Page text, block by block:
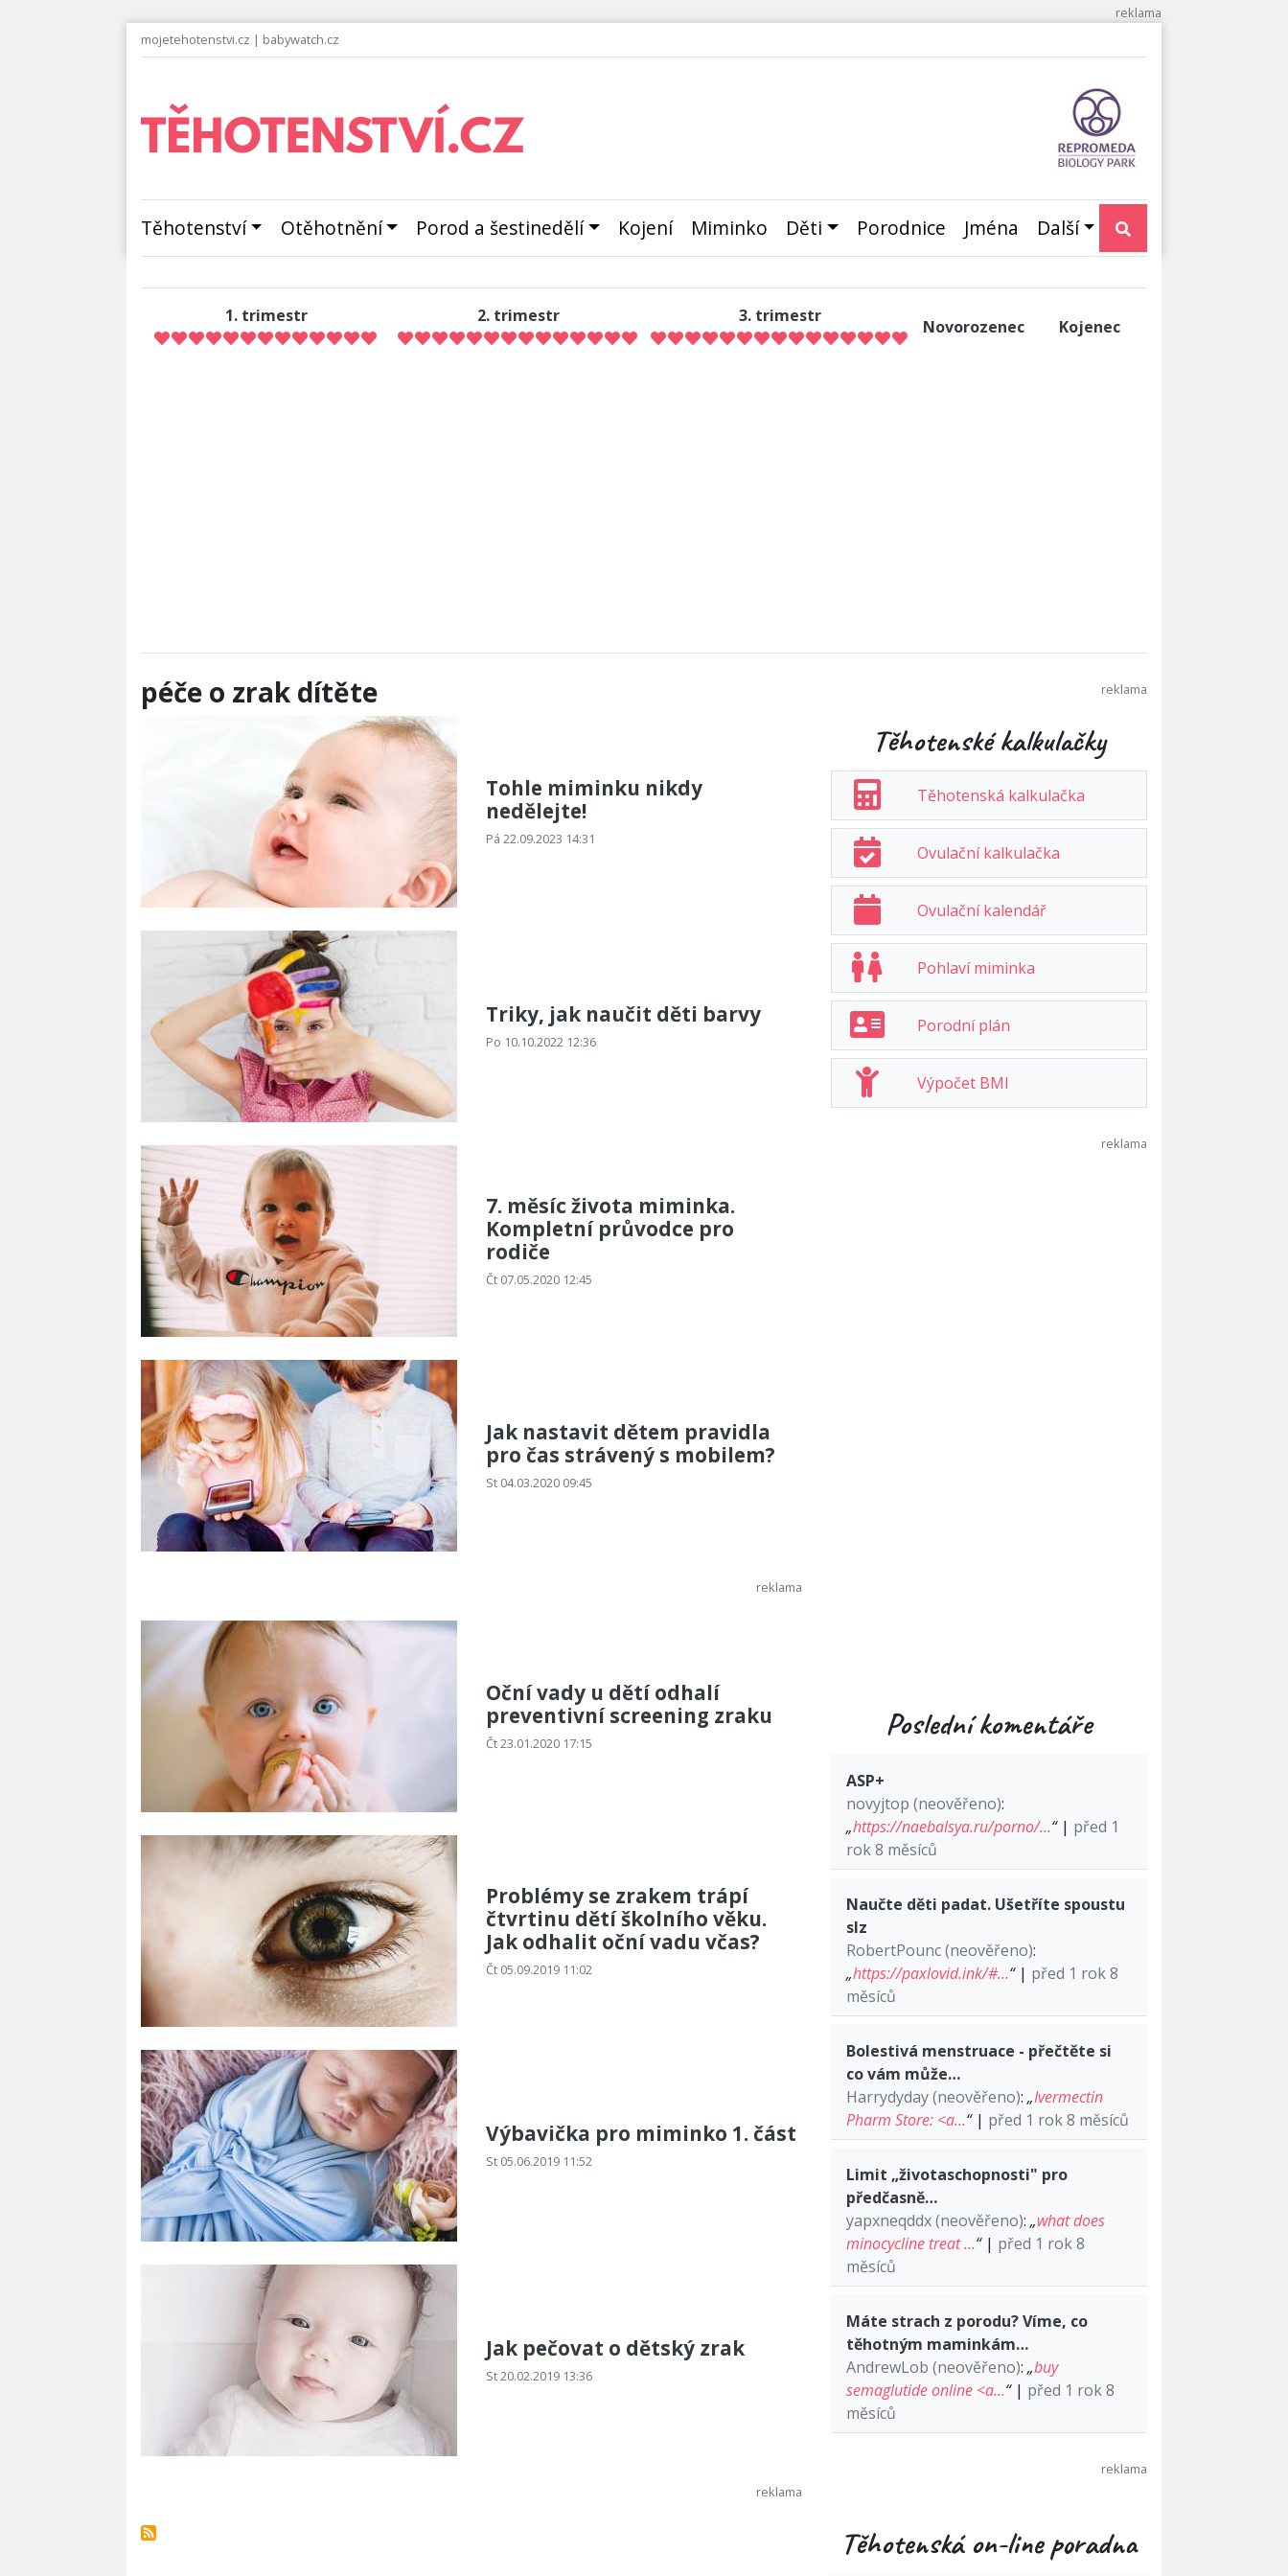
mojetehotenstvi.cz | babywatch.cz
Těhotenství Otěhotnění Porod a šestinedělí Kojení Miminko Děti Porodnice Jména Další
1. trimestr 2. trimestr 3. trimestr
Novorozenec Kojenec
péče o zrak dítěte
Tohle miminku nikdy
nedělejte!
Pá 22.09.2023 14:31
Triky, jak naučit děti barvy
Po 10.10.2022 12:36
7. měsíc života miminka.
Kompletní průvodce pro
rodiče
Čt 07.05.2020 12:45
Jak nastavit dětem pravidla
pro čas strávený s mobilem?
St 04.03.2020 09:45
Oční vady u dětí odhalí
preventivní screening zraku
Čt 23.01.2020 17:15
Problémy se zrakem trápí
čtvrtinu dětí školního věku.
Jak odhalit oční vadu včas?
Čt 05.09.2019 11:02
Výbavička pro miminko 1. část
St 05.06.2019 11:52
Jak pečovat o dětský zrak
St 20.02.2019 13:36
Těhotenské kalkulačky
Těhotenská kalkulačka
Ovulační kalkulačka
Ovulační kalendář
Pohlaví miminka
Porodní plán
Výpočet BMI
Poslední komentáře
ASP+
novyjtop (neověřeno):
„https://naebalsya.ru/porno/…“| před 1
rok 8 měsíců
Naučte děti padat. Ušetříte spoustu
slz
RobertPounc (neověřeno):
„https://paxlovid.ink/#…“| před 1 rok 8
měsíců
Bolestivá menstruace - přečtěte si
co vám může…
Harrydyday (neověřeno): „Ivermectin
Pharm Store: <a…“| před 1 rok 8 měsíců
Limit „životaschopnosti" pro
předčasně…
yapxneqddx (neověřeno): „what does
minocycline treat …“| před 1 rok 8
měsíců
Máte strach z porodu? Víme, co
těhotným maminkám…
AndrewLob (neověřeno): „buy
semaglutide online <a…“| před 1 rok 8
měsíců
Těhotenská on-line poradna